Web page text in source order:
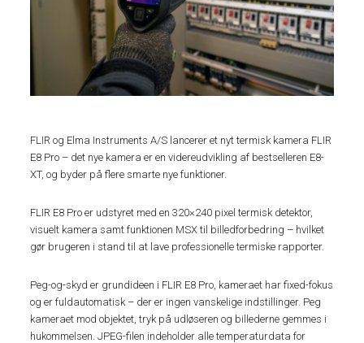
FLIR og Elma Instruments A/S lancerer et nyt termisk kamera FLIR
E8 Pro – det nye kamera er en videreudvikling af bestselleren E8-
XT, og byder på flere smarte nye funktioner.
FLIR E8 Pro er udstyret med en 320×240 pixel termisk detektor,
visuelt kamera samt funktionen MSX til billedforbedring – hvilket
gør brugeren i stand til at lave professionelle termiske rapporter.
Peg-og-skyd er grundideen i FLIR E8 Pro, kameraet har fixed-fokus
og er fuldautomatisk – der er ingen vanskelige indstillinger. Peg
kameraet mod objektet, tryk på udløseren og billederne gemmes i
hukommelsen. JPEG-filen indeholder alle temperaturdata for